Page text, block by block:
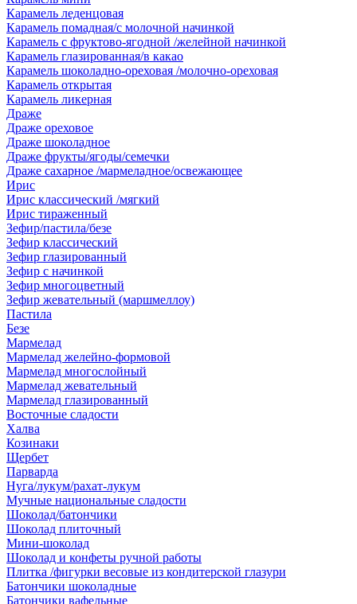
Карамель леденцовая
Карамель помадная/с молочной начинкой
Карамель с фруктово-ягодной /желейной начинкой
Карамель глазированная/в какао
Карамель шоколадно-ореховая /молочно-ореховая
Карамель открытая
Карамель ликерная
Драже
Драже ореховое
Драже шоколадное
Драже фрукты/ягоды/семечки
Драже сахарное /мармеладное/освежающее
Ирис
Ирис классический /мягкий
Ирис тираженный
Зефир/пастила/безе
Зефир классический
Зефир глазированный
Зефир с начинкой
Зефир многоцветный
Зефир жевательный (маршмеллоу)
Пастила
Безе
Мармелад
Мармелад желейно-формовой
Мармелад многослойный
Мармелад жевательный
Мармелад глазированный
Восточные сладости
Халва
Козинаки
Щербет
Парварда
Нуга/лукум/рахат-лукум
Мучные национальные сладости
Шоколад/батончики
Шоколад плиточный
Мини-шоколад
Шоколад и конфеты ручной работы
Плитка /фигурки весовые из кондитерской глазури
Батончики шоколадные
Батончики вафельные